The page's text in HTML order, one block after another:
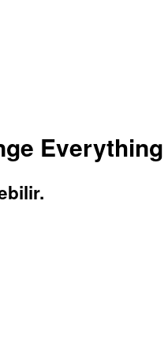
Everything